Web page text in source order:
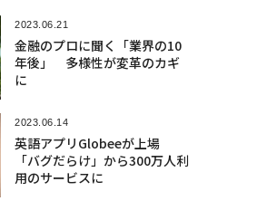
2023.06.21
金融のプロに聞く「業界の10
年後」 多様性が変革のカギ
に
2023.06.14
英語アプリGlobeeが上場
「バグだらけ」から300万人利
用のサービスに